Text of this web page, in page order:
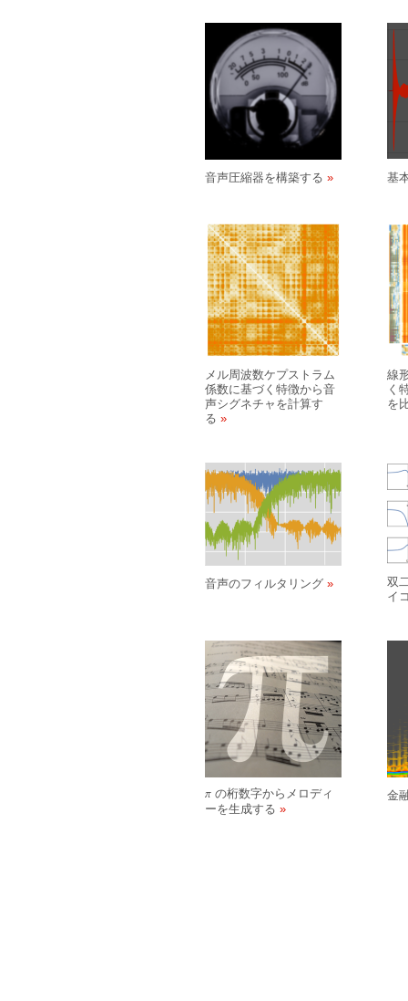
音声圧縮器を構築する 基
メル周波数ケプストラム
係数に基づく特徴から音
声シグネチャを計算す
る
線
く
を
音声のフィルタリング
双
イ
π の桁数字からメロディ
ーを生成する
金